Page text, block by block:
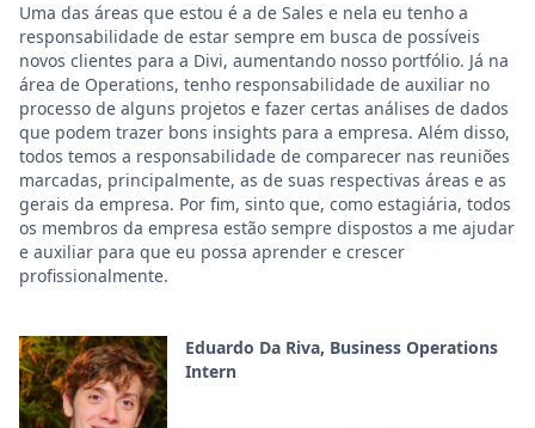
Uma das áreas que estou é a de Sales e nela eu tenho a
responsabilidade de estar sempre em busca de possíveis
novos clientes para a Divi, aumentando nosso portfólio. Já na
área de Operations, tenho responsabilidade de auxiliar no
processo de alguns projetos e fazer certas análises de dados
que podem trazer bons insights para a empresa. Além disso,
todos temos a responsabilidade de comparecer nas reuniões
marcadas, principalmente, as de suas respectivas áreas e as
gerais da empresa. Por fim, sinto que, como estagiária, todos
os membros da empresa estão sempre dispostos a me ajudar
e auxiliar para que eu possa aprender e crescer
profissionalmente.
Eduardo Da Riva, Business Operations
Intern